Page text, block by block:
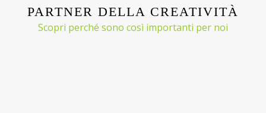
PARTNER DELLA CREATIVITÀ
Scopri perché sono così importanti per noi